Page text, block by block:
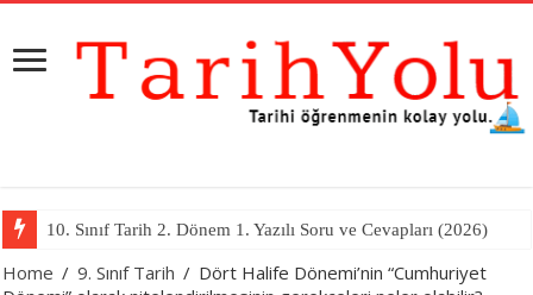
10. Sınıf Tarih 2. Dönem 1. Yazılı Soru ve Cevapları (2026)
11. Sınıf Tarih 2. Dönem 1. Yazılı Soru ve Cevapları (2026)
Home / 9. Sınıf Tarih / Dört Halife Dönemi’nin “Cumhuriyet